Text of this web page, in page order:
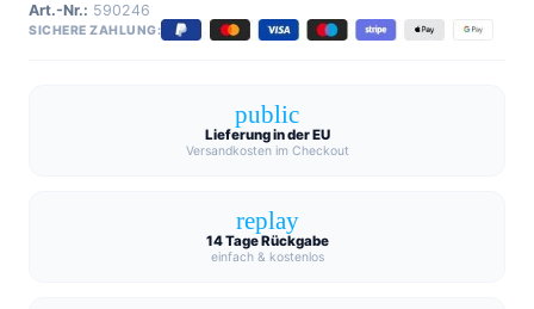
Art.-Nr.: 590246
SICHERE ZAHLUNG:
public
Lieferung in der EU
Versandkosten im Checkout
replay
14 Tage Rückgabe
einfach & kostenlos